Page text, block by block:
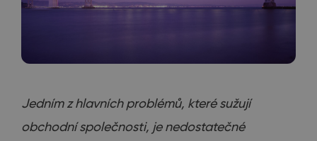
Jedním z hlavních problémů, které sužují
obchodní společnosti, je nedostatečné